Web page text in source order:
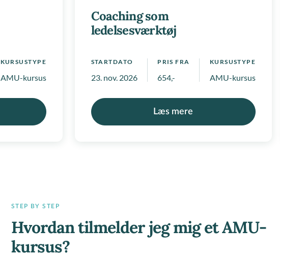
KURSUSTYPE
AMU-kursus, Regionale positivlister
Coaching som
ledelsesværktøj
STARTDATO
23. nov. 2026
PRIS FRA
654,-
KURSUSTYPE
AMU-kursus
Læs mere
STEP BY STEP
Hvordan tilmelder jeg mig et AMU-
kursus?